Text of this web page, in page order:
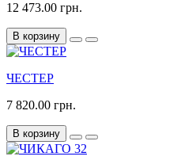
12 473.00 грн.
В корзину
ЧЕСТЕР
7 820.00 грн.
В корзину